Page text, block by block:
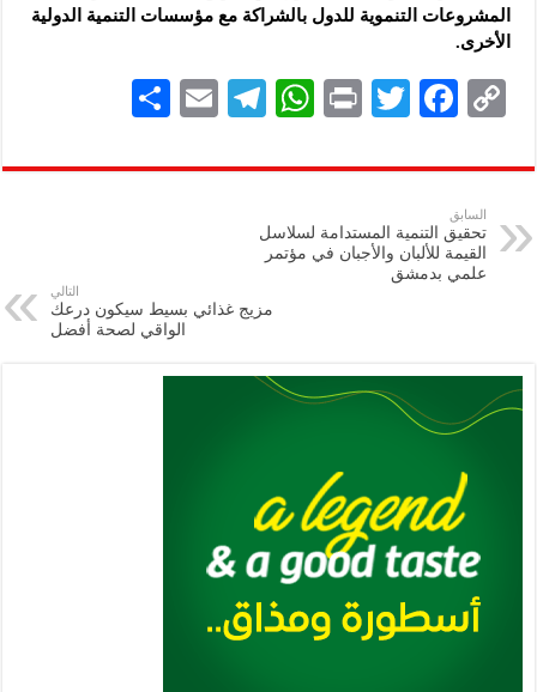
المشروعات التنموية للدول بالشراكة مع مؤسسات التنمية الدولية
الأخرى.
C
p
y
Li
n
F
eb
k
T
tt
P
nt
W
at
A
p
Te
gr
E
ai
ar
السابق
تحقيق التنمية المستدامة لسلاسل
القيمة للألبان والأجبان في مؤتمر
علمي بدمشق
التالي
مزيج غذائي بسيط سيكون درعك
الواقي لصحة أفضل